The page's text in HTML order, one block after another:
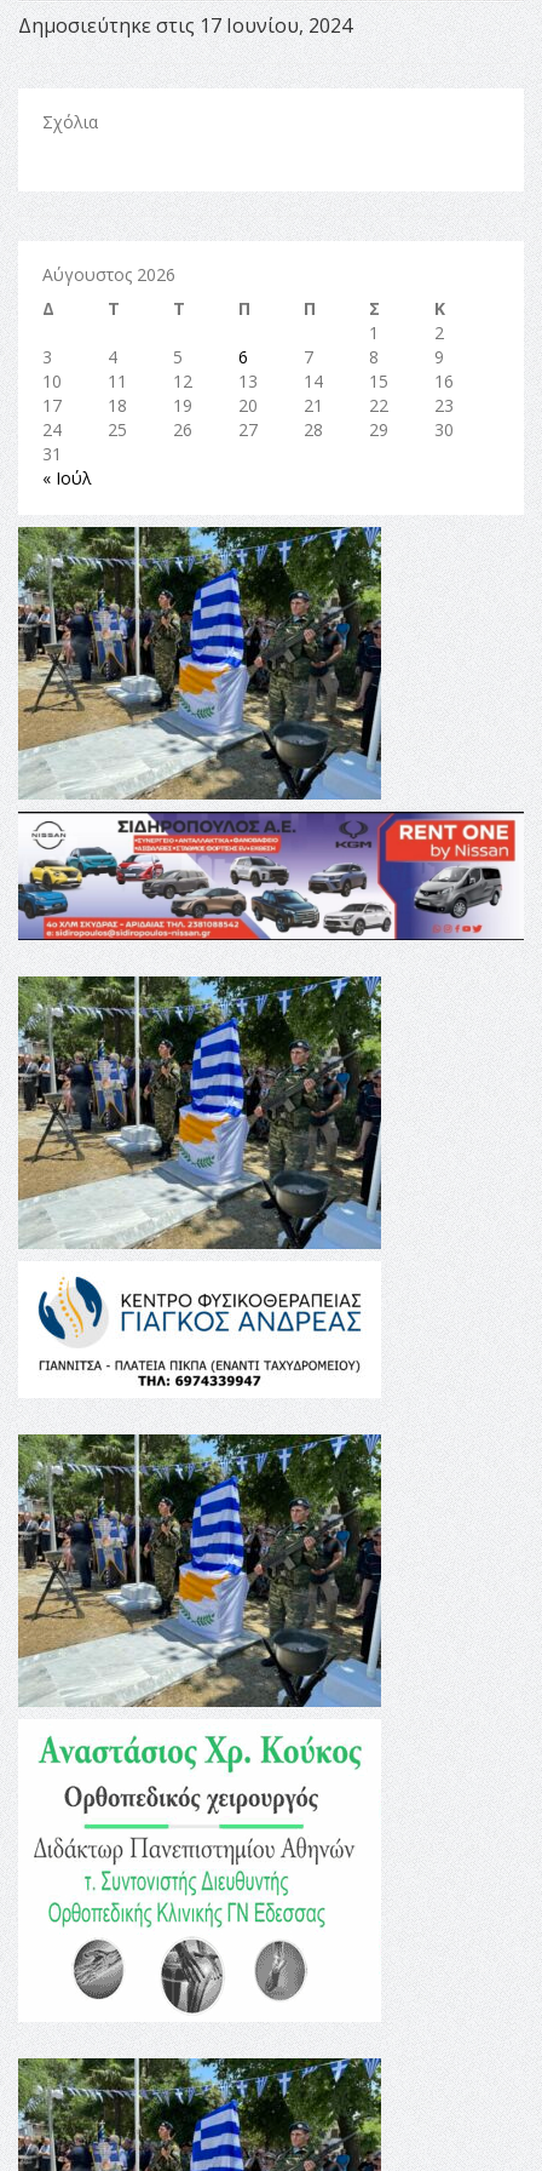
Δημοσιεύτηκε στις 17 Ιουνίου, 2024
Σχόλια
Αύγουστος 2026
Δ
Τ Τ Π Π Σ
Κ
1
2
3
4 5 6 7 8
9
10
11 12 13 14 15
16
17
18 19 20 21 22
23
24
25 26 27 28 29
30
31
« Ιούλ